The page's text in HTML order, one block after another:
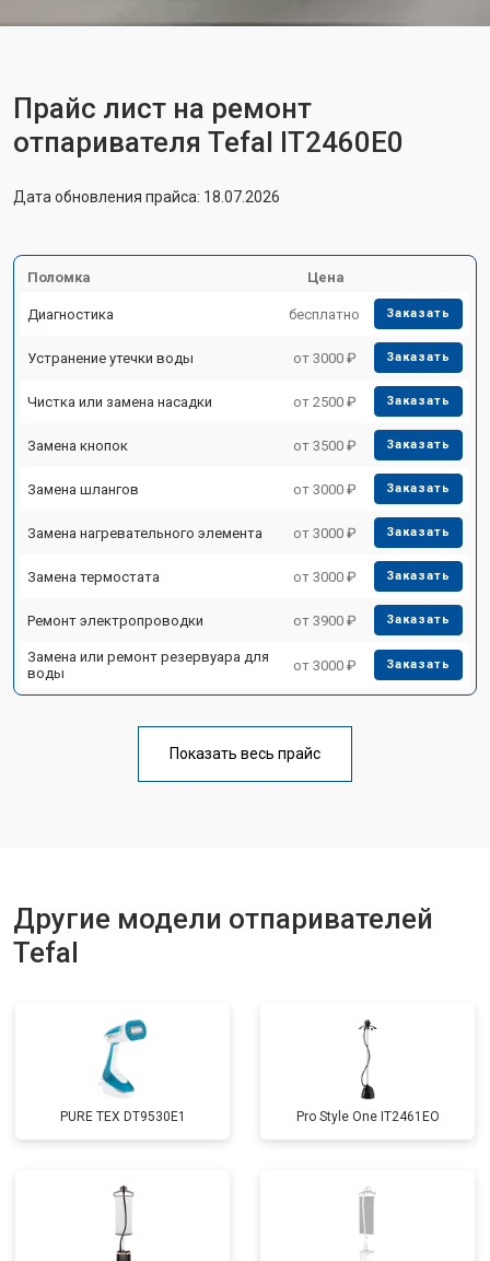
Прайс лист на ремонт
отпаривателя Tefal IT2460E0
Дата обновления прайса: 18.07.2026
Поломка Цена
Диагностика бесплатно Заказать
Устранение утечки воды от 3000 ₽ Заказать
Чистка или замена насадки от 2500 ₽ Заказать
Замена кнопок от 3500 ₽ Заказать
Замена шлангов от 3000 ₽ Заказать
Замена нагревательного элемента от 3000 ₽ Заказать
Замена термостата от 3000 ₽ Заказать
Ремонт электропроводки от 3900 ₽ Заказать
Замена или ремонт резервуара для
воды
от 3000 ₽ Заказать
Показать весь прайс
Другие модели отпаривателей
Tefal
PURE TEX DT9530E1 Pro Style One IT2461ЕО